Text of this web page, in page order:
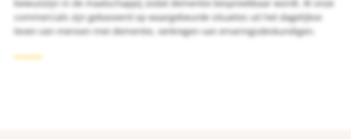
bewustzijn in de maatschappij zodat dementie bespreekbaar wordt. Al onze
commercials zijn gebaseerd op waargebeurde situaties uit het dagelijkse
leven van mensen met dementie, verkregen van ervaringsdeskundigen.